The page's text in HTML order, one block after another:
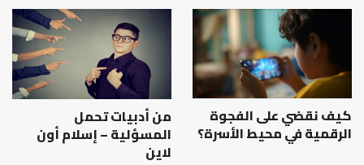
كيف نقضي على الفجوة
الرقمية في محيط الأسرة؟
من أدبيات تحمل
المسؤلية – إسلام أون
لاين